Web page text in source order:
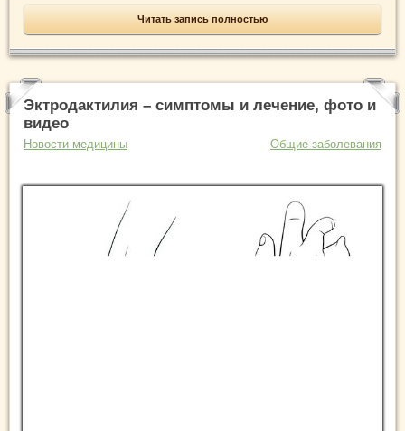
Читать запись полностью
Эктродактилия – симптомы и лечение, фото и
видео
Новости медицины Общие заболевания